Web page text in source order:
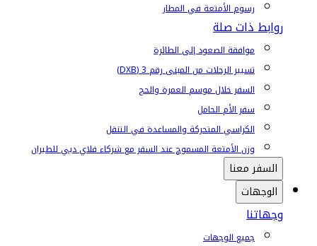
رسوم الأمتعة في المطار
روابط ذات صلة
موافقة الصعود إلى الطائرة
تسيير الرحلات من المبنى رقم 3 (DXB)
السفر خلال موسم العمرة والحج
سفر الأم الحامل
الكراسي المتحركة والمساعدة في التنقل
وزن الأمتعة المسموح عند السفر مع شركاء فلاي دبي للطيران
السفر معنا
الوجهات
وجهاتنا
جميع الوجهات